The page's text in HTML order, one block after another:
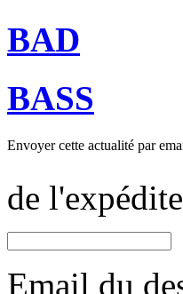
BAD
BASS
Envoyer cette actualité par
de
Email du